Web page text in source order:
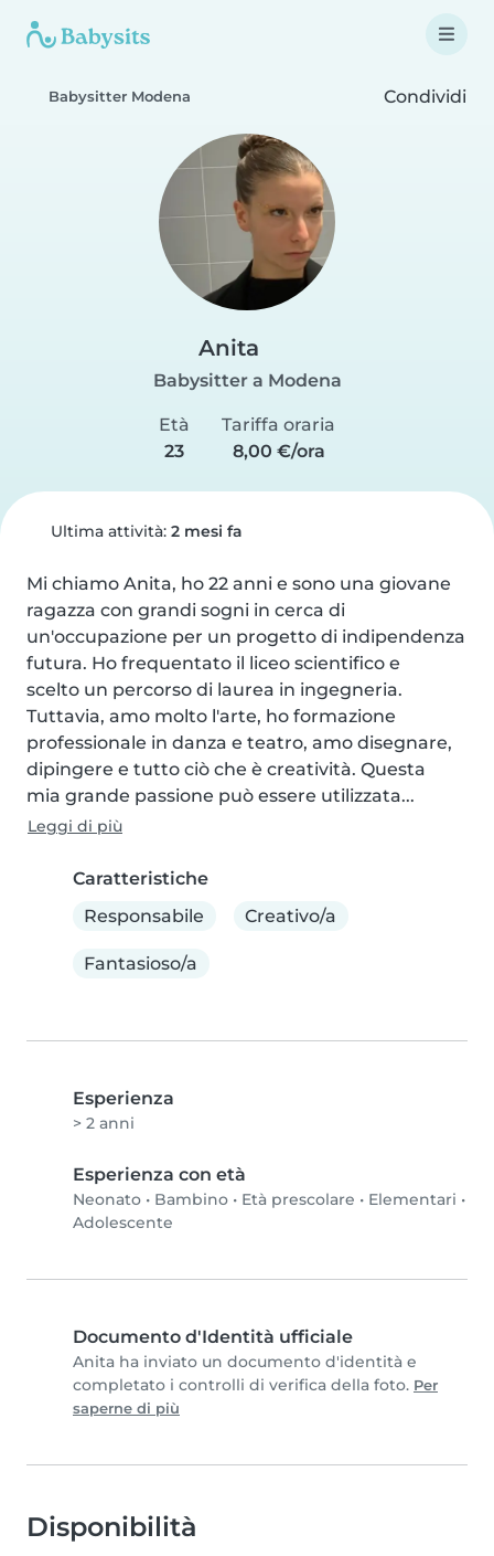
Babysitter Modena Condividi
Anita
Babysitter a Modena
Età
23
Tariffa oraria
8,00 €/ora
Ultima attività: 2 mesi fa
Mi chiamo Anita, ho 22 anni e sono una giovane
ragazza con grandi sogni in cerca di
un'occupazione per un progetto di indipendenza
futura. Ho frequentato il liceo scientifico e
scelto un percorso di laurea in ingegneria.
Tuttavia, amo molto l'arte, ho formazione
professionale in danza e teatro, amo disegnare,
dipingere e tutto ciò che è creatività. Questa
mia grande passione può essere utilizzata...
Leggi di più
Caratteristiche
Responsabile
Creativo/a
Fantasioso/a
Esperienza
> 2 anni
Esperienza con età
Neonato • Bambino • Età prescolare • Elementari •
Adolescente
Documento d'Identità ufficiale
Anita ha inviato un documento d'identità e
completato i controlli di verifica della foto. Per
saperne di più
Disponibilità